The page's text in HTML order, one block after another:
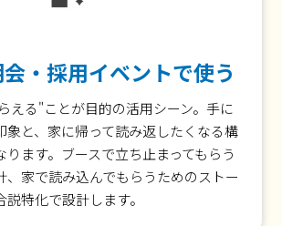
・採用イベントで使う
える"ことが目的の活用シーン。手に
象と、家に帰って読み返したくなる構
ります。ブースで立ち止まってもらう
、家で読み込んでもらうためのストー
特化で設計します。